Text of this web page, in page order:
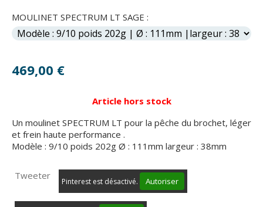
MOULINET SPECTRUM LT SAGE :
469,00 €
Article hors stock
Un moulinet SPECTRUM LT pour la pêche du brochet, léger
et frein haute performance .
Modèle : 9/10 poids 202g Ø : 111mm largeur : 38mm
Tweeter
Pinterest est désactivé. Autoriser